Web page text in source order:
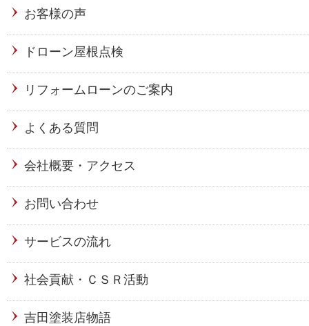
お客様の声
ドローン屋根点検
リフォームローンのご案内
よくある質問
会社概要・アクセス
お問い合わせ
サービスの流れ
社会貢献・ＣＳＲ活動
吉田塗装店物語